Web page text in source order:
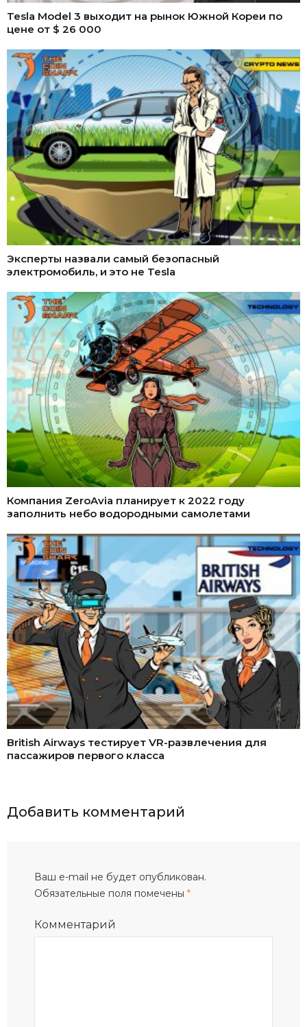
Tesla Model 3 выходит на рынок Южной Кореи по
цене от $ 26 000
Эксперты назвали самый безопасный
электромобиль, и это не Tesla
Компания ZeroAvia планирует к 2022 году
заполнить небо водородными самолетами
British Airways тестирует VR-развлечения для
пассажиров первого класса
Добавить комментарий
Ваш e-mail не будет опубликован.
Обязательные поля помечены *
Комментарий